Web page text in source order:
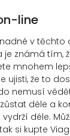
line
v
známá tím,
mnohem
že to
nemusí
déle a
déle.
si kupte